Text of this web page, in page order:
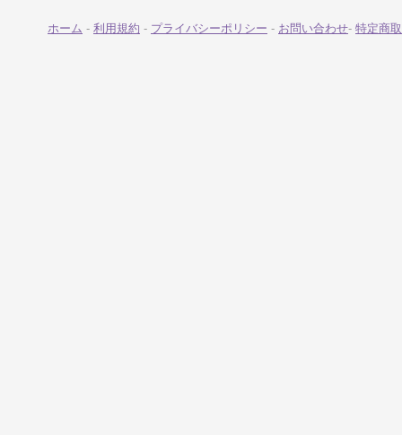
ホーム - 利用規約 - プライバシーポリシー - お問い合わせ- 特定商